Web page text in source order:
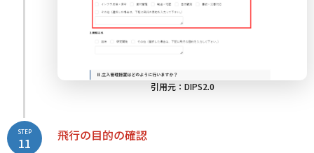
引用元： DIPS2.0
飛行の目的の確認
STEP
11